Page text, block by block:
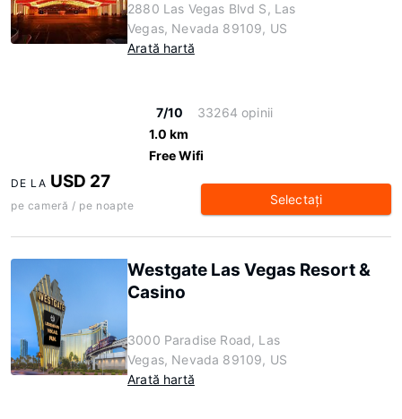
2880 Las Vegas Blvd S, Las
Vegas, Nevada 89109, US
Arată hartă
7/10
33264 opinii
1.0 km
Free Wifi
DE LA USD 27
pe cameră / pe noapte Selectaţi
Westgate Las Vegas Resort &
Casino
3000 Paradise Road, Las
Vegas, Nevada 89109, US
Arată hartă